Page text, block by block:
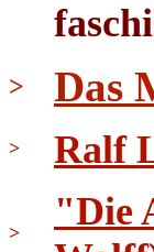
> Das
> Ralf
>
"Die